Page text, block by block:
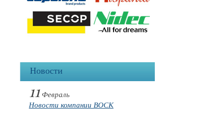
Новости
11 Февраль
Новости компании BOCK